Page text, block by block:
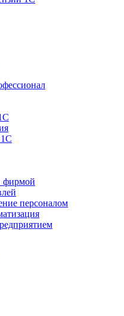
фирмой
персоналом